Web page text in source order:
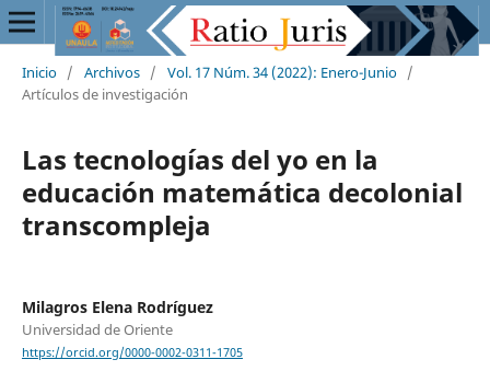
Inicio / Archivos / Vol. 17 Núm. 34 (2022): Enero-Junio /
Artículos de investigación
Las tecnologías del yo en la
educación matemática decolonial
transcompleja
Milagros Elena Rodríguez
Universidad de Oriente
https://orcid.org/0000-0002-0311-1705